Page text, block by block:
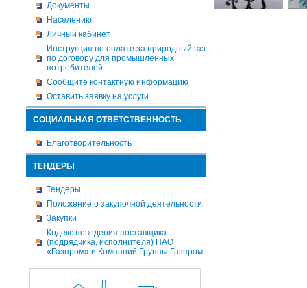
Документы
Населению
Личный кабинет
Инструкция по оплате за природный газ
по договору для промышленных
потребителей
Сообщите контактную информацию
Оставить заявку на услуги
СОЦИАЛЬНАЯ ОТВЕТСТВЕННОСТЬ
Благотворительность
ТЕНДЕРЫ
Тендеры
Положение о закупочной деятельности
Закупки
Кодекс поведения поставщика
(подрядчика, исполнителя) ПАО
«Газпром» и Компаний Группы Газпром